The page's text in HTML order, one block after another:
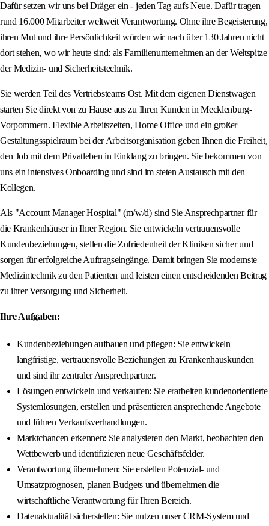
Dafür setzen wir uns bei Dräger ein - jeden Tag aufs Neue. Dafür tragen
rund 16.000 Mitarbeiter weltweit Verantwortung. Ohne ihre Begeisterung,
ihren Mut und ihre Persönlichkeit würden wir nach über 130 Jahren nicht
dort stehen, wo wir heute sind: als Familienunternehmen an der Weltspitze
der Medizin- und Sicherheitstechnik.
Sie werden Teil des Vertriebsteams Ost. Mit dem eigenen Dienstwagen
starten Sie direkt von zu Hause aus zu Ihren Kunden in Mecklenburg-
Vorpommern. Flexible Arbeitszeiten, Home Office und ein großer
Gestaltungsspielraum bei der Arbeitsorganisation geben Ihnen die Freiheit,
den Job mit dem Privatleben in Einklang zu bringen. Sie bekommen von
uns ein intensives Onboarding und sind im steten Austausch mit den
Kollegen.
Als "Account Manager Hospital" (m/w/d) sind Sie Ansprechpartner für
die Krankenhäuser in Ihrer Region. Sie entwickeln vertrauensvolle
Kundenbeziehungen, stellen die Zufriedenheit der Kliniken sicher und
sorgen für erfolgreiche Auftragseingänge. Damit bringen Sie modernste
Medizintechnik zu den Patienten und leisten einen entscheidenden Beitrag
zu ihrer Versorgung und Sicherheit.
Ihre Aufgaben:
Kundenbeziehungen aufbauen und pflegen: Sie entwickeln
langfristige, vertrauensvolle Beziehungen zu Krankenhauskunden
und sind ihr zentraler Ansprechpartner.
Lösungen entwickeln und verkaufen: Sie erarbeiten kundenorientierte
Systemlösungen, erstellen und präsentieren ansprechende Angebote
und führen Verkaufsverhandlungen.
Marktchancen erkennen: Sie analysieren den Markt, beobachten den
Wettbewerb und identifizieren neue Geschäftsfelder.
Verantwortung übernehmen: Sie erstellen Potenzial- und
Umsatzprognosen, planen Budgets und übernehmen die
wirtschaftliche Verantwortung für Ihren Bereich.
Datenaktualität sicherstellen: Sie nutzen unser CRM-System und